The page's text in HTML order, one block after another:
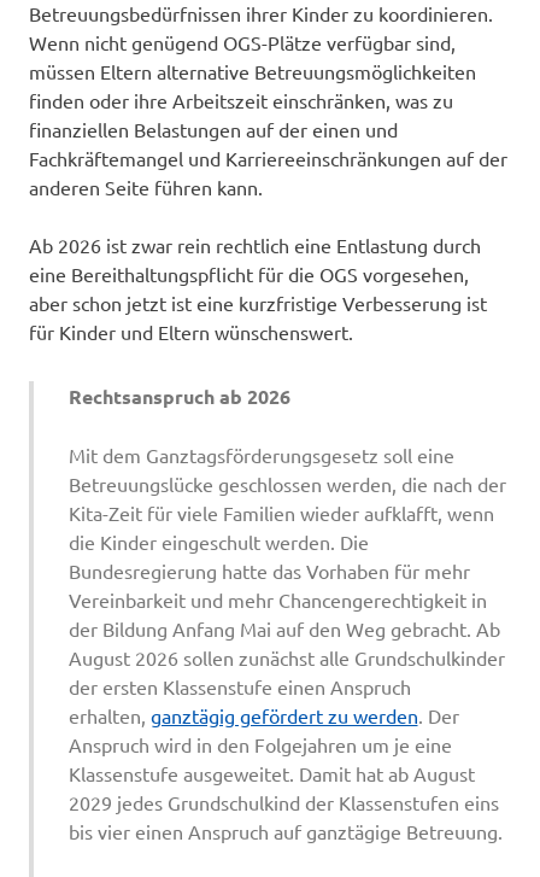
Betreuungsbedürfnissen ihrer Kinder zu koordinieren.
Wenn nicht genügend OGS-Plätze verfügbar sind,
müssen Eltern alternative Betreuungsmöglichkeiten
finden oder ihre Arbeitszeit einschränken, was zu
finanziellen Belastungen auf der einen und
Fachkräftemangel und Karriereeinschränkungen auf der
anderen Seite führen kann.
Ab 2026 ist zwar rein rechtlich eine Entlastung durch
eine Bereithaltungspflicht für die OGS vorgesehen,
aber schon jetzt ist eine kurzfristige Verbesserung ist
für Kinder und Eltern wünschenswert.
Rechtsanspruch ab 2026
Mit dem Ganztagsförderungsgesetz soll eine
Betreuungslücke geschlossen werden, die nach der
Kita-Zeit für viele Familien wieder aufklafft, wenn
die Kinder eingeschult werden. Die
Bundesregierung hatte das Vorhaben für mehr
Vereinbarkeit und mehr Chancengerechtigkeit in
der Bildung Anfang Mai auf den Weg gebracht. Ab
August 2026 sollen zunächst alle Grundschulkinder
der ersten Klassenstufe einen Anspruch
erhalten, ganztägig gefördert zu werden . Der
Anspruch wird in den Folgejahren um je eine
Klassenstufe ausgeweitet. Damit hat ab August
2029 jedes Grundschulkind der Klassenstufen eins
bis vier einen Anspruch auf ganztägige Betreuung.